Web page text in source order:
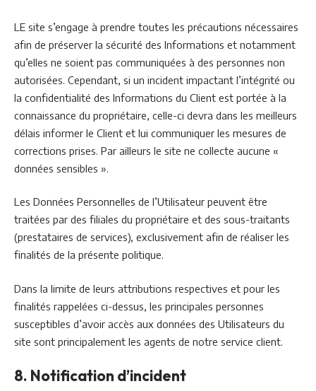
LE site s’engage à prendre toutes les précautions nécessaires
afin de préserver la sécurité des Informations et notamment
qu’elles ne soient pas communiquées à des personnes non
autorisées. Cependant, si un incident impactant l’intégrité ou
la confidentialité des Informations du Client est portée à la
connaissance du propriétaire, celle-ci devra dans les meilleurs
délais informer le Client et lui communiquer les mesures de
corrections prises. Par ailleurs le site ne collecte aucune «
données sensibles ».
Les Données Personnelles de l’Utilisateur peuvent être
traitées par des filiales du propriétaire et des sous-traitants
(prestataires de services), exclusivement afin de réaliser les
finalités de la présente politique.
Dans la limite de leurs attributions respectives et pour les
finalités rappelées ci-dessus, les principales personnes
susceptibles d’avoir accès aux données des Utilisateurs du
site sont principalement les agents de notre service client.
8. Notification d’incident